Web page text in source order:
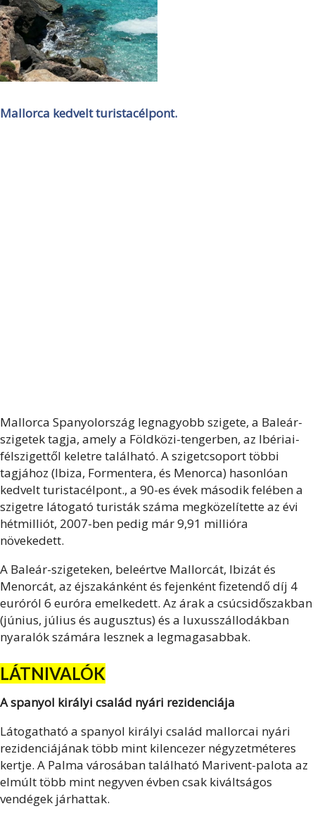
Mallorca kedvelt turistacélpont.
Mallorca Spanyolország legnagyobb szigete, a Baleár-
szigetek tagja, amely a Földközi-tengerben, az Ibériai-
félszigettől keletre található. A szigetcsoport többi
tagjához (Ibiza, Formentera, és Menorca) hasonlóan
kedvelt turistacélpont., a 90-es évek második felében a
szigetre látogató turisták száma megközelítette az évi
hétmilliót, 2007-ben pedig már 9,91 millióra
növekedett.
A Baleár-szigeteken, beleértve Mallorcát, Ibizát és
Menorcát, az éjszakánként és fejenként fizetendő díj 4
euróról 6 euróra emelkedett. Az árak a csúcsidőszakban
(június, július és augusztus) és a luxusszállodákban
nyaralók számára lesznek a legmagasabbak.
LÁTNIVALÓK
A spanyol királyi család nyári rezidenciája
Látogatható a spanyol királyi család mallorcai nyári
rezidenciájának több mint kilencezer négyzetméteres
kertje. A Palma városában található Marivent-palota az
elmúlt több mint negyven évben csak kiváltságos
vendégek járhattak.